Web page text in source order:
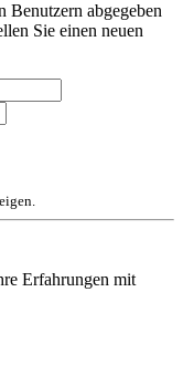
Benutzern abgegeben
Sie einen neuen
Erfahrungen mit